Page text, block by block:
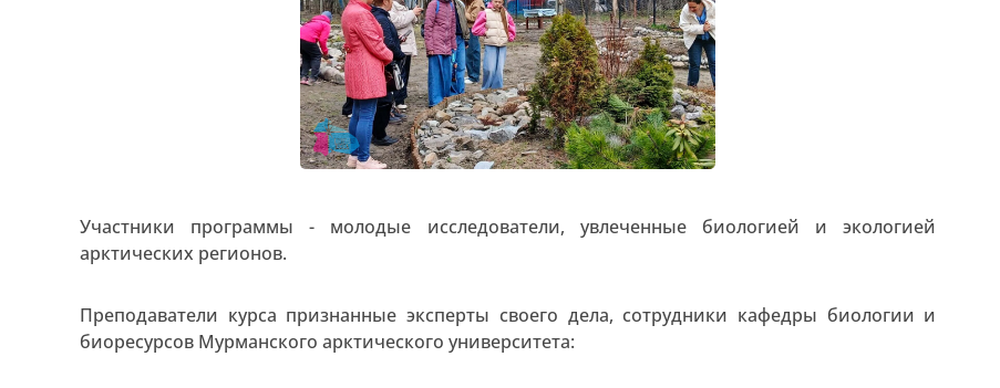
Участники программы - молодые исследователи, увлеченные биологией и экологией
арктических регионов.
Преподаватели курса признанные эксперты своего дела, сотрудники кафедры биологии и
биоресурсов Мурманского арктического университета: